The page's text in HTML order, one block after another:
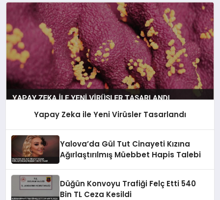
Yapay Zeka ile Yeni Virüsler Tasarlandı
Yalova’da Gül Tut Cinayeti Kızına
Ağırlaştırılmış Müebbet Hapis Talebi
Düğün Konvoyu Trafiği Felç Etti 540
Bin TL Ceza Kesildi